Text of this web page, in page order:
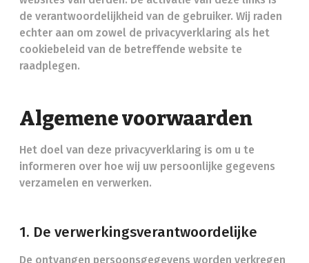
de verantwoordelijkheid van de gebruiker. Wij raden
echter aan om zowel de privacyverklaring als het
cookiebeleid van de betreffende website te
raadplegen.
Algemene voorwaarden
Het doel van deze privacyverklaring is om u te
informeren over hoe wij uw persoonlijke gegevens
verzamelen en verwerken.
1. De verwerkingsverantwoordelijke
De ontvangen persoonsgegevens worden verkregen